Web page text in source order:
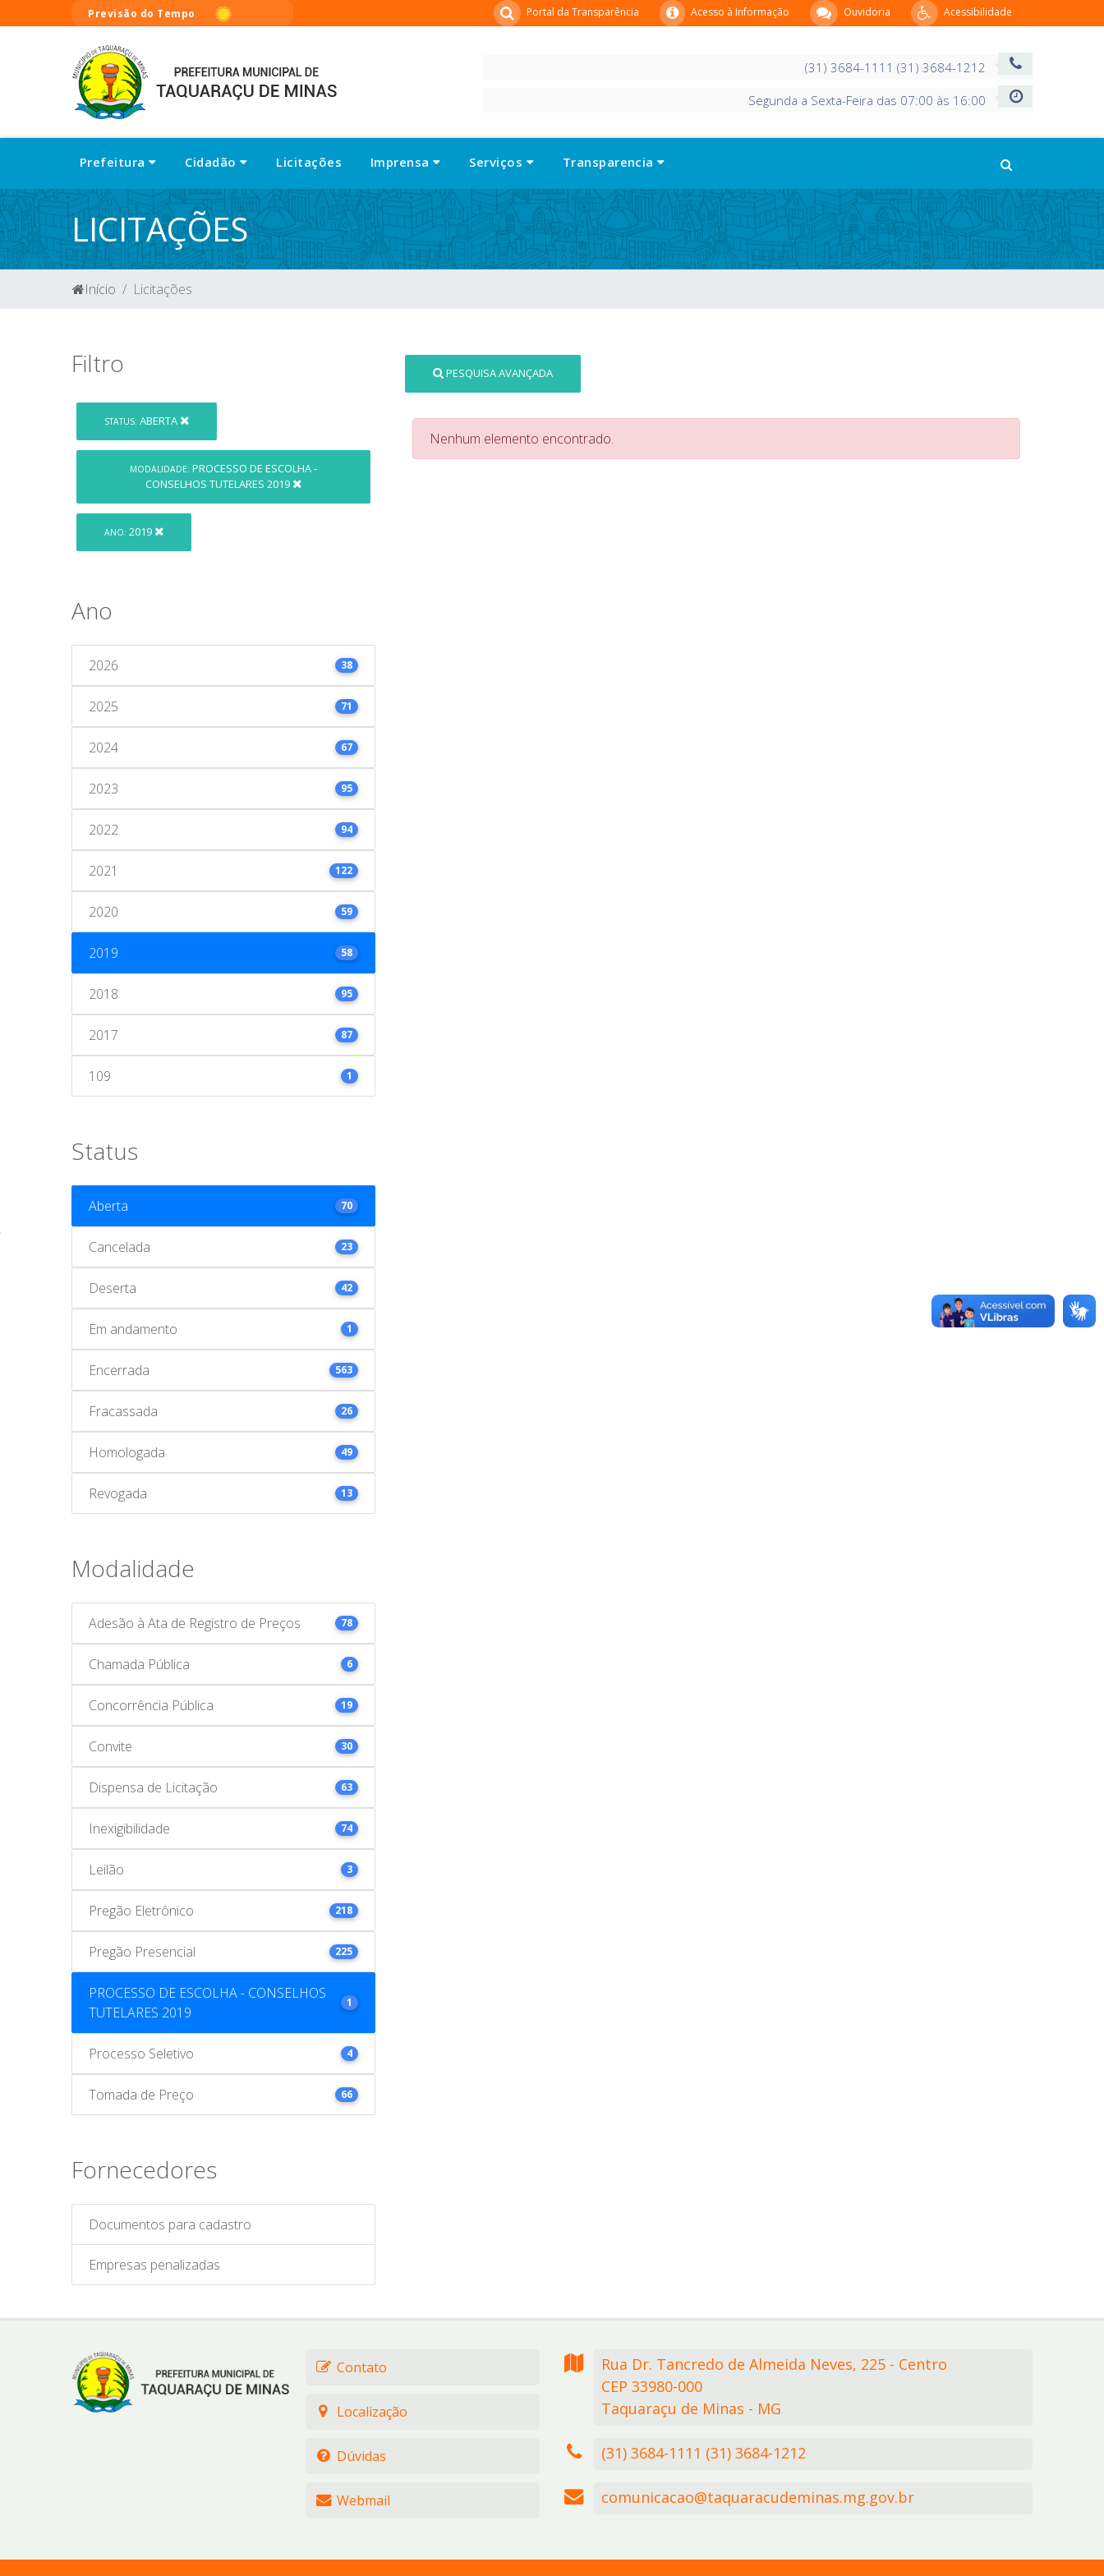
Previsão do Tempo Acessibilidade
Ouvidoria
Acesso à Informação
Portal da Transparência
(31) 3684-1111 (31) 3684-1212
Segunda a Sexta-Feira das 07:00 às 16:00
Prefeitura Cidadão Licitações Imprensa Serviços Transparencia
LICITAÇÕES
Início Licitações
Filtro
STATUS: ABERTA
MODALIDADE: PROCESSO DE ESCOLHA -
CONSELHOS TUTELARES 2019
ANO: 2019
Ano
2026 38
2025 71
2024 67
2023 95
2022 94
2021 122
2020 59
2019 58
2018 95
2017 87
109 1
Status
Aberta 70
Cancelada 23
Deserta 42
Em andamento 1
Encerrada 563
Fracassada 26
Homologada 49
Revogada 13
Modalidade
Adesão à Ata de Registro de Preços 78
Chamada Pública 6
Concorrência Pública 19
Convite 30
Dispensa de Licitação 63
Inexigibilidade 74
Leilão 3
Pregão Eletrônico 218
Pregão Presencial 225
PROCESSO DE ESCOLHA - CONSELHOS
TUTELARES 2019
1
Processo Seletivo 4
Tomada de Preço 66
Fornecedores
Documentos para cadastro
Empresas penalizadas
PESQUISA AVANÇADA
Nenhum elemento encontrado.
Contato
Localização
Dúvidas
Webmail
Rua Dr. Tancredo de Almeida Neves, 225 - Centro
CEP 33980-000
Taquaraçu de Minas - MG
(31) 3684-1111 (31) 3684-1212
comunicacao@taquaracudeminas.mg.gov.br